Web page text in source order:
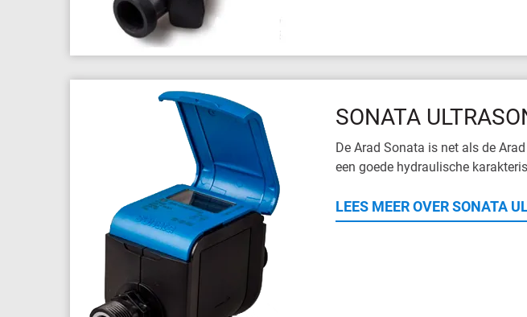
SONATA
De Arad Sonata is net als de
een goede hydraulische
LEES MEER OVER SONATA